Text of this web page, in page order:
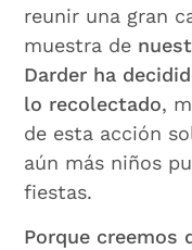
reunir una gran
muestra de
Darder ha
lo recolectado,
de esta acción
aún más niños
fiestas.
Porque creemos